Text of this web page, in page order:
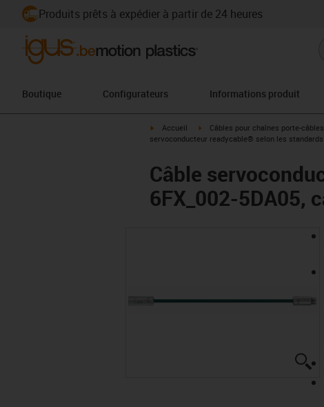
Produits prêts à expédier à partir de 24 heures
Boutique Configurateurs Informations produit
igus-icon-arrow-right
Accueil igus-icon-arrow-right
Câbles pour chaînes porte-câbles
servoconducteur readycable® selon les standards
Câble
6FX_002-5DA05,